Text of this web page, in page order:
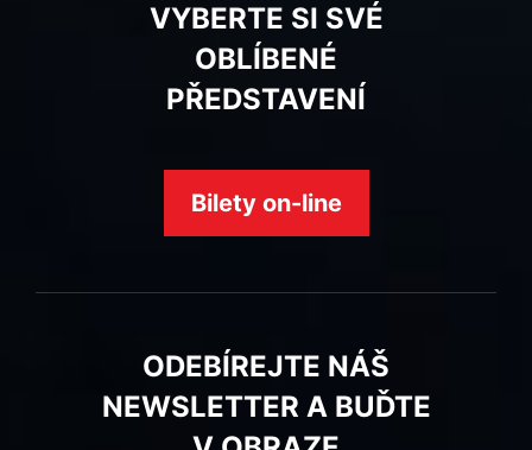
VYBERTE SI SVÉ
OBLÍBENÉ
PŘEDSTAVENÍ
Bilety on-line
ODEBÍREJTE NÁŠ
NEWSLETTER A BUĎTE